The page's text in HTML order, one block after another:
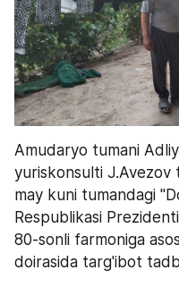
Amudaryo tumani
yuriskonsulti J.Avezov
may kuni tumandagi
Respublikasi
80-sonli farmoniga
doirasida targ'ibot